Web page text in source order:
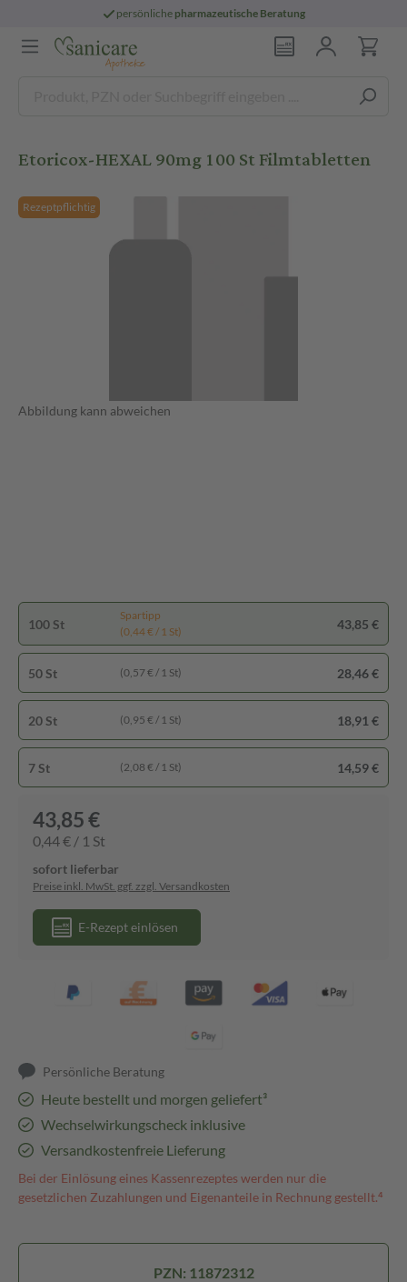
persönliche pharmazeutische Beratung
Etoricox-HEXAL 90mg 100 St Filmtabletten
Rezeptpflichtig
Abbildung kann abweichen
100 St
Spartipp
(0,44 € / 1 St)
43,85 €
50 St (0,57 € / 1 St) 28,46 €
20 St (0,95 € / 1 St) 18,91 €
7 St (2,08 € / 1 St) 14,59 €
43,85 €
0,44 € / 1 St
sofort lieferbar
Preise inkl. MwSt. ggf. zzgl. Versandkosten
E-Rezept einlösen
Persönliche Beratung
Heute bestellt und morgen geliefert³
Wechselwirkungscheck inklusive
Versandkostenfreie Lieferung
Bei der Einlösung eines Kassenrezeptes werden nur die
gesetzlichen Zuzahlungen und Eigenanteile in Rechnung gestellt.⁴
PZN: 11872312